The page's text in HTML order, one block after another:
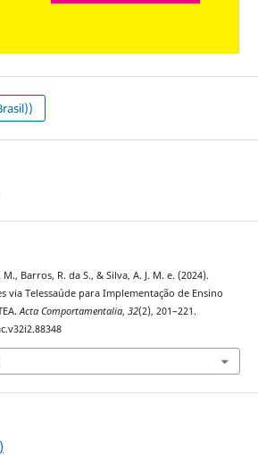
Barros, R. da S., & Silva, A. J. M. e. (2024).
via Telessaúde para Implementação de Ensino
Acta Comportamentalia, 32(2), 201–221.